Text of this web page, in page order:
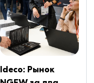
Ideco: Рынок